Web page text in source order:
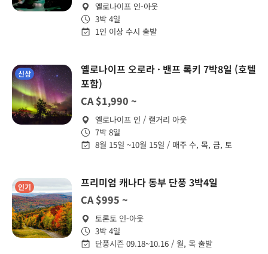
옐로나이프 인-아웃
3박 4일
1인 이상 수시 출발
신상
옐로나이프 오로라 · 밴프 록키 7박8일 (호텔
포함)
CA $1,990 ~
옐로나이프 인 / 캘거리 아웃
7박 8일
8월 15일 ~10월 15일 / 매주 수, 목, 금, 토
인기
프리미엄 캐나다 동부 단풍 3박4일
CA $995 ~
토론토 인-아웃
3박 4일
단풍시즌 09.18~10.16 / 월, 목 출발